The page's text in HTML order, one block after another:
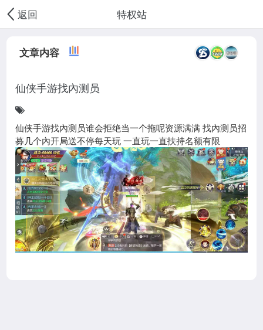
返回 特权站
文章内容
仙侠手游找內测员
仙侠手游找內测员谁会拒绝当一个拖呢资源满满 找內测员招
募几个內开局送不停每天玩 一直玩一直扶持名额有限